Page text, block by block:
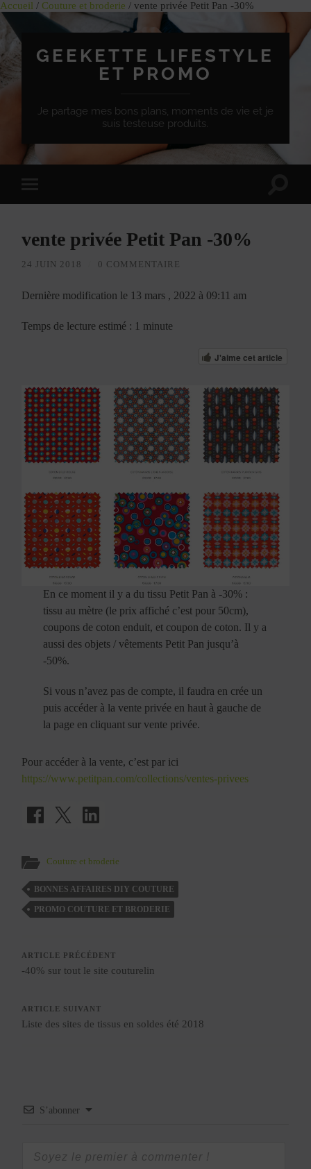
Accueil / Couture et broderie / vente privée Petit Pan -30%
GEEKETTE LIFESTYLE
ET PROMO
Je partage mes bons plans, moments de vie et je
suis testeuse produits.
à
mobile
vente privée Petit Pan -30%
24 JUIN 2018 0 COMMENTAIRE
Dernière modification le 13 mars , 2022 à 09:11 am
Temps de lecture estimé : 1 minute
J'aime cet article
En ce moment il y a du tissu Petit Pan à -30% :
tissu au mètre (le prix affiché c’est pour 50cm),
coupons de coton enduit, et coupon de coton. Il y a
aussi des objets / vêtements Petit Pan jusqu’à
-50%.
Si vous n’avez pas de compte, il faudra en crée un
puis accéder à la vente privée en haut à gauche de
la page en cliquant sur vente privée.
Pour accéder à la vente, c’est par ici
https://www.petitpan.com/collections/ventes-privees
Couture et broderie
BONNES AFFAIRES DIY COUTURE
PROMO COUTURE ET BRODERIE
ARTICLE PRÉCÉDENT
-40% sur tout le site couturelin
ARTICLE SUIVANT
Liste des sites de tissus en soldes été 2018
S’abonner